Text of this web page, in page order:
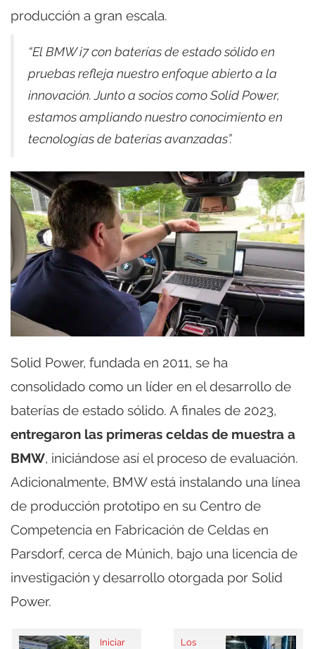
producción a gran escala.
“El BMW i7 con baterías de estado sólido en
pruebas refleja nuestro enfoque abierto a la
innovación. Junto a socios como Solid Power,
estamos ampliando nuestro conocimiento en
tecnologías de baterías avanzadas”.
Solid Power, fundada en 2011, se ha
consolidado como un líder en el desarrollo de
baterías de estado sólido. A finales de 2023,
entregaron las primeras celdas de muestra a
BMW, iniciándose así el proceso de evaluación.
Adicionalmente, BMW está instalando una línea
de producción prototipo en su Centro de
Competencia en Fabricación de Celdas en
Parsdorf, cerca de Múnich, bajo una licencia de
investigación y desarrollo otorgada por Solid
Power.
Iniciar
Los